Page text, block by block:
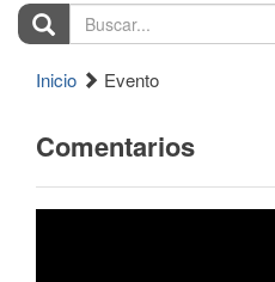
Buscar...
Inicio Evento
Comentarios